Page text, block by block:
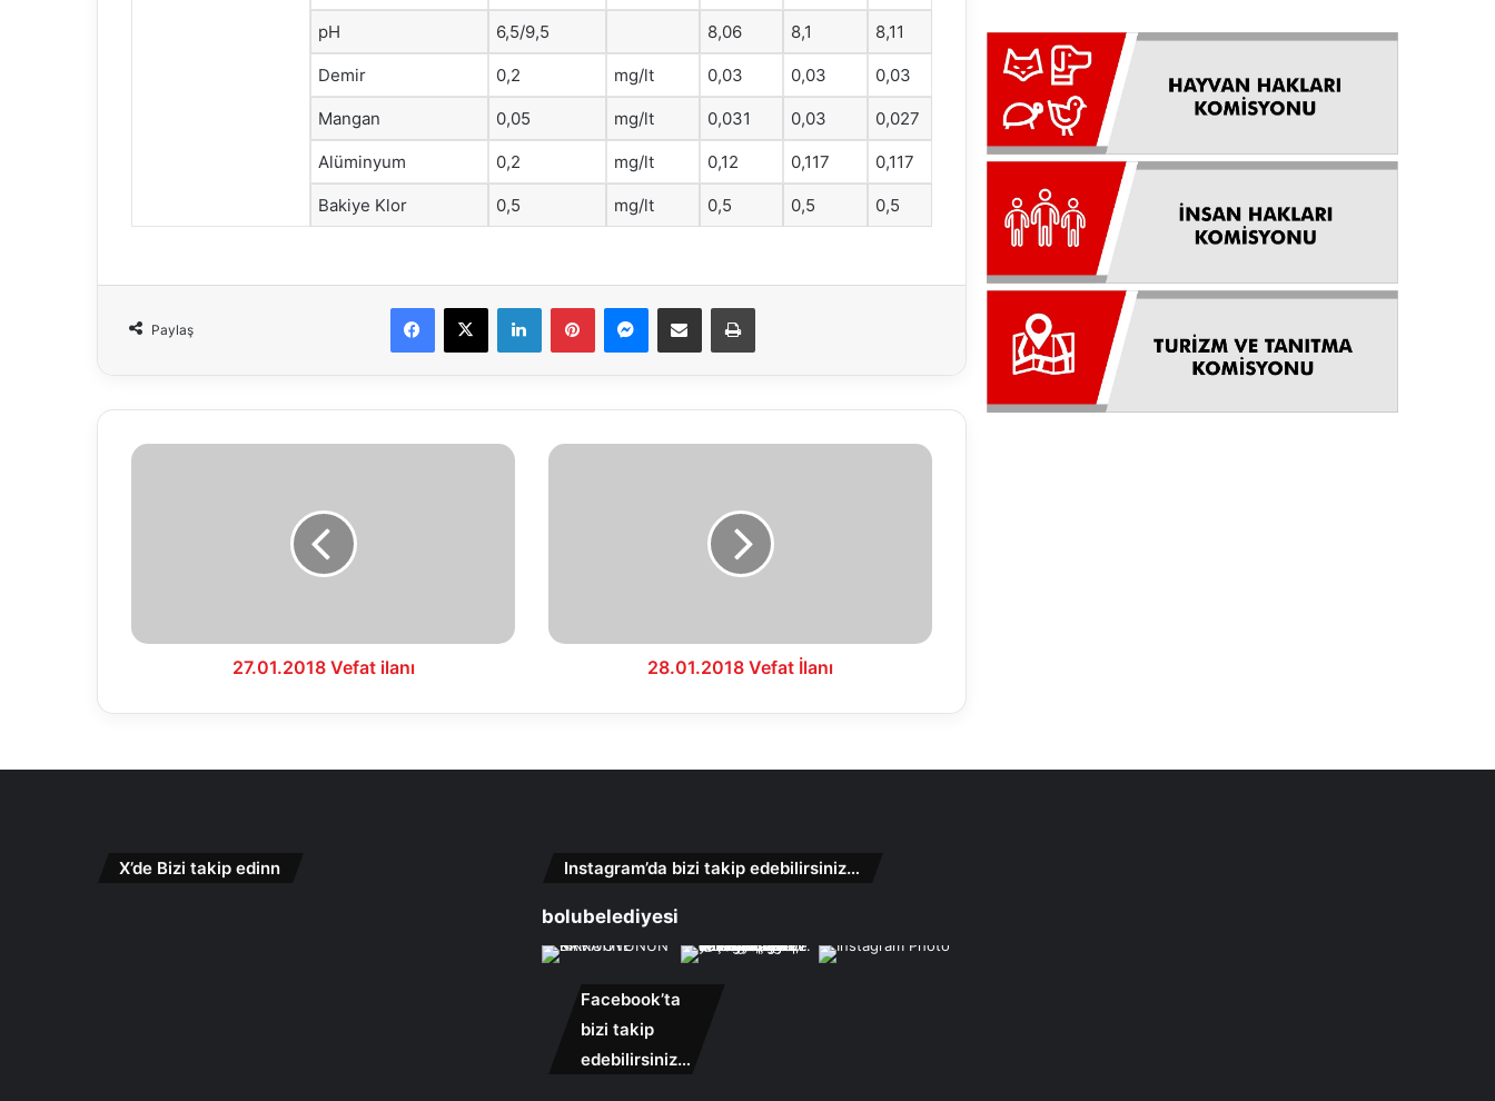
pH 6,5/9,5 8,06 8,1 8,11
Demir 0,2 mg/lt 0,03 0,03 0,03
Mangan 0,05 mg/lt 0,031 0,03 0,027
Alüminyum 0,2 mg/lt 0,12 0,117 0,117
Bakiye Klor 0,5 mg/lt 0,5 0,5 0,5
Paylaş
Facebook
X LinkedInPinterestMessenger
E-Mail ile paylaş Yazdır
27.01.2018
27.01.2018 Vefat ilanı
28.01.2018
28.01.2018 Vefat İlanı
X’de Bizi takip edinn Instagram’da bizi takip edebilirsiniz…
bolubelediyesi
Facebook’ta
bizi takip
edebilirsiniz…